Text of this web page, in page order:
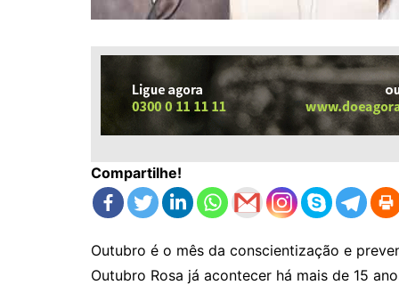
Compartilhe!
Outubro é o mês da conscientização e
Outubro Rosa já acontecer há mais de 15